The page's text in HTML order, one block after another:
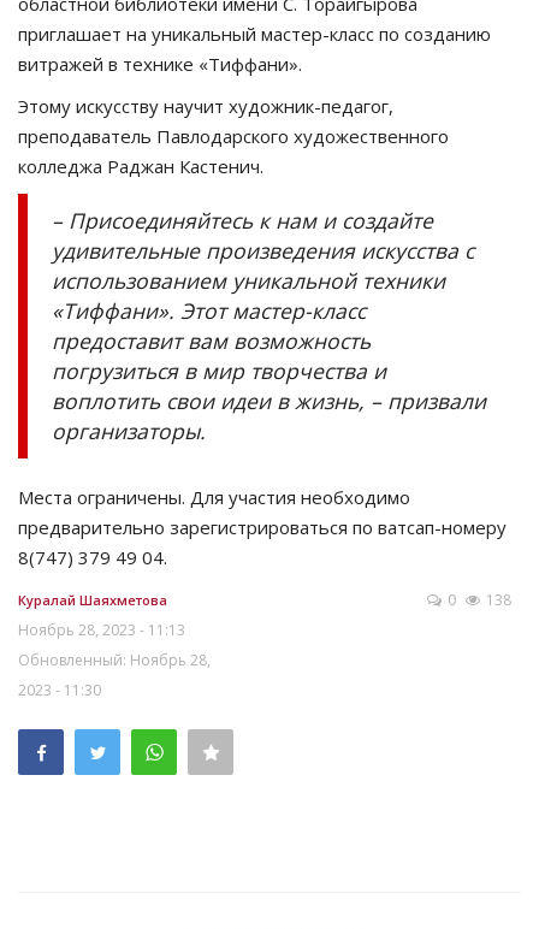
приглашает на уникальный мастер-класс по созданию
витражей в технике «Тиффани».
Этому искусству научит художник-педагог,
преподаватель Павлодарского художественного
колледжа Раджан Кастенич.
– Присоединяйтесь к нам и создайте
удивительные произведения искусства с
использованием уникальной техники
«Тиффани». Этот мастер-класс
предоставит вам возможность
погрузиться в мир творчества и
воплотить свои идеи в жизнь, – призвали
организаторы.
Места ограничены. Для участия необходимо
предварительно зарегистрироваться по ватсап-номеру
8(747) 379 49 04.
Куралай Шаяхметова
Ноябрь 28, 2023 - 11:13
Обновленный: Ноябрь 28,
2023 - 11:30
0 138